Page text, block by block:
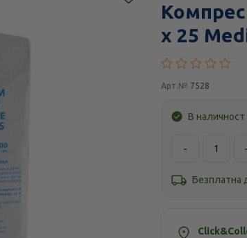
х 25
Арт.№ 7528
В наличност
-
Безплатна